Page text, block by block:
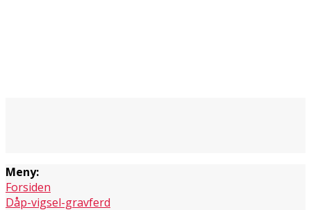
Meny:
Forsiden
Dåp-vigsel-gravferd